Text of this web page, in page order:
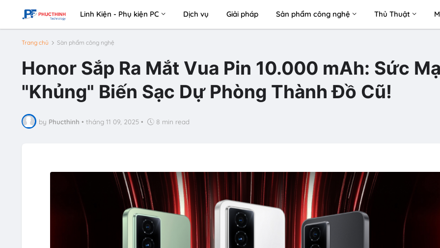
Linh Kiện - Phụ kiện PC Dịch vụ Giải pháp Sản phẩm công nghệ Thủ Thuật
Trang chủ Sàn phẩm công nghệ
Honor Sắp Ra Mắt Vua Pin 10.000 mAh: Sức
"Khủng" Biến Sạc Dự Phòng Thành Đồ Cũ!
by Phucthinh • tháng 11 09, 2025 • 8 min read